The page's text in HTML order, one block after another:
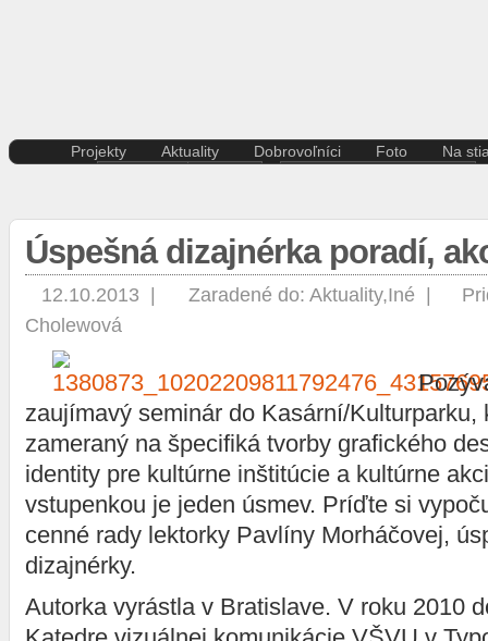
Projekty
Kasárne/Kulturpark
Projekt SPOTs
Pentapolitana
Destinácia Košice
Terra Incognita
Rozvoj ľudských zdrojov
prostredníctvom investícií do
vzdelávania
Sándor Márai
Aktuality
Iné
Regióny
Slovensko
Šport
Tlačové správy
Dobrovoľníci Foto Na
Úspešná dizajnérka poradí,
12.10.2013 | Zaradené do: Aktuality,Iné
Cholewová
zaujímavý seminár do Kasární/Kulturparku,
zameraný na špecifiká tvorby grafického
identity pre kultúrne inštitúcie a kultúrne
vstupenkou je jeden úsmev. Príďte si
cenné rady lektorky Pavlíny Morháčovej,
dizajnérky.
Autorka vyrástla v Bratislave. V roku 2010